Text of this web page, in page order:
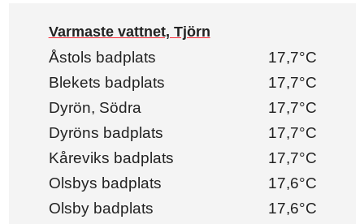
Varmaste vattnet, Tjörn
Åstols badplats
17,7°C
Blekets badplats
17,7°C
Dyrön, Södra
17,7°C
Dyröns badplats
17,7°C
Kåreviks badplats
17,7°C
Olsbys badplats
17,6°C
Olsby badplats
17,6°C